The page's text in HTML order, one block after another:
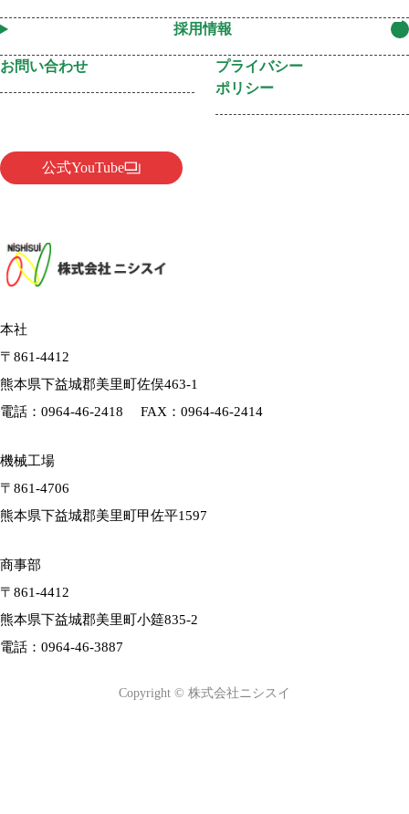
採用情報
お問い合わせ
プライバシー
ポリシー
本社
〒861-4412
熊本県下益城郡美里町佐俣463-1
電話： 0964-46-2418 FAX：0964-46-2414
機械工場
〒861-4706
熊本県下益城郡美里町甲佐平1597
商事部
〒861-4412
熊本県下益城郡美里町小筵835-2
電話： 0964-46-3887
Copyright © 株式会社ニシスイ
公式YouTube